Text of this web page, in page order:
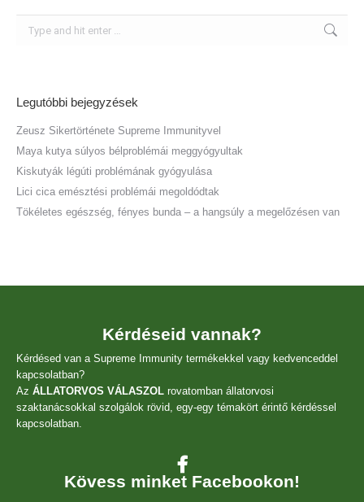
Legutóbbi bejegyzések
Zeusz Sikertörténete Supreme Immunityvel
Maya kutya súlyos bélproblémái meggyógyultak
Kiskutyák légúti problémának gyógyulása
Lici cica emésztési problémái megoldódtak
Tökéletes egészség, fényes bunda – a hangsúly a megelőzésen van
Kérdéseid vannak?
Kérdésed van a Supreme Immunity termékekkel vagy kedvenceddel
kapcsolatban?
Az ÁLLATORVOS VÁLASZOL rovatomban állatorvosi
szaktanácsokkal szolgálok rövid, egy-egy témakört érintő kérdéssel
kapcsolatban.
Kövess minket Facebookon!